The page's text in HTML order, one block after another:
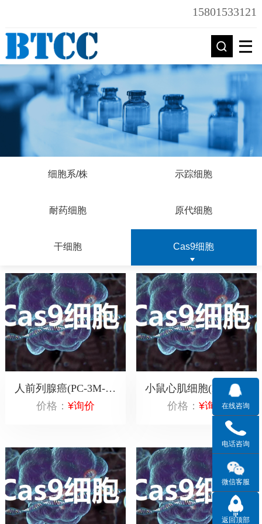
15801533121
细胞系/株 示踪细胞
耐药细胞 原代细胞
干细胞 Cas9细胞
人前列腺癌(PC-3M-Cas9)
价格：¥询价
小鼠心肌细胞(HL-1-Cas9)
价格： ¥询价在线咨询
电话咨询
微信客服
返回顶部